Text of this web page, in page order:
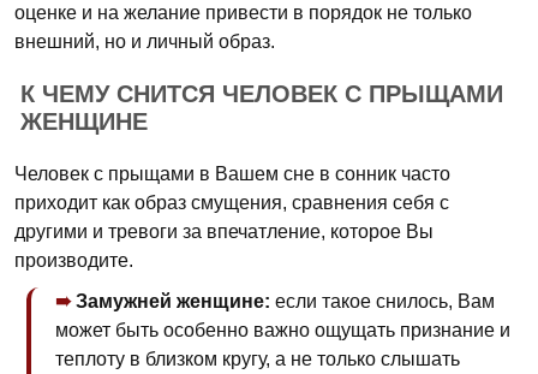
оценке и на желание привести в порядок не только
внешний, но и личный образ.
К ЧЕМУ СНИТСЯ ЧЕЛОВЕК С ПРЫЩАМИ
ЖЕНЩИНЕ
Человек с прыщами в Вашем сне в сонник часто
приходит как образ смущения, сравнения себя с
другими и тревоги за впечатление, которое Вы
производите.
Замужней женщине: если такое снилось, Вам
может быть особенно важно ощущать признание и
теплоту в близком кругу, а не только слышать